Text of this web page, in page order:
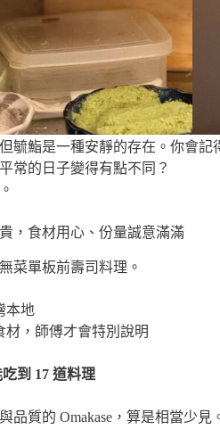
毓鮨是一種安靜的存在。你會
常的日子變得有點不同？
，食材用心、份量誠意滿滿
菜單板前壽司料理。
本地
材，師傅才會特別說明
到 17 道料理
品質的 Omakase，算是相當少見